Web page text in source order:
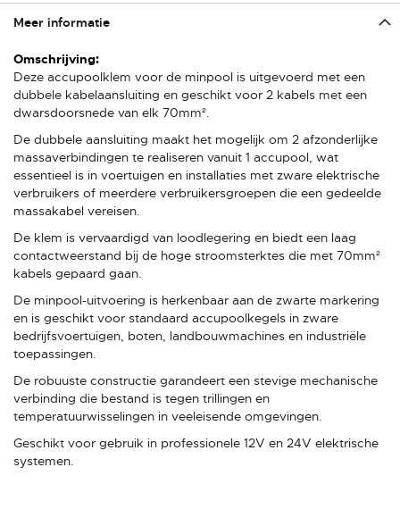
Meer informatie
Meer
informatie
Deze accupoolklem voor de minpool is uitgevoerd met een
dubbele kabelaansluiting en geschikt voor 2 kabels met een
dwarsdoorsnede van elk 70mm².
De dubbele aansluiting maakt het mogelijk om 2 afzonderlijke
massaverbindingen te realiseren vanuit 1 accupool, wat
essentieel is in voertuigen en installaties met zware elektrische
verbruikers of meerdere verbruikersgroepen die een gedeelde
massakabel vereisen.
De klem is vervaardigd van loodlegering en biedt een laag
contactweerstand bij de hoge stroomsterktes die met 70mm²
kabels gepaard gaan.
De minpool-uitvoering is herkenbaar aan de zwarte markering
en is geschikt voor standaard accupoolkegels in zware
bedrijfsvoertuigen, boten, landbouwmachines en industriële
toepassingen.
De robuuste constructie garandeert een stevige mechanische
verbinding die bestand is tegen trillingen en
temperatuurwisselingen in veeleisende omgevingen.
Geschikt voor gebruik in professionele 12V en 24V elektrische
systemen.